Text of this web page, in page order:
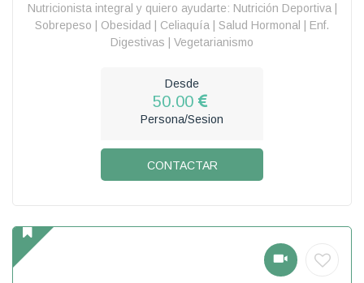
Nutricionista integral y quiero ayudarte: Nutrición Deportiva |
Sobrepeso | Obesidad | Celiaquía | Salud Hormonal | Enf.
Digestivas | Vegetarianismo
Desde
50.00
Persona/Sesion
CONTACTAR